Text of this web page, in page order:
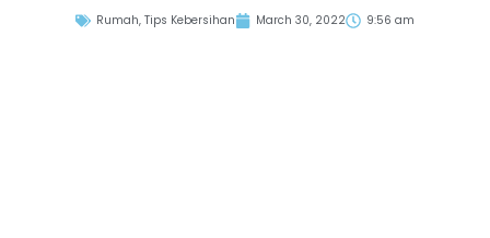
Rumah, Tips Kebersihan March 30, 2022 9:56 am